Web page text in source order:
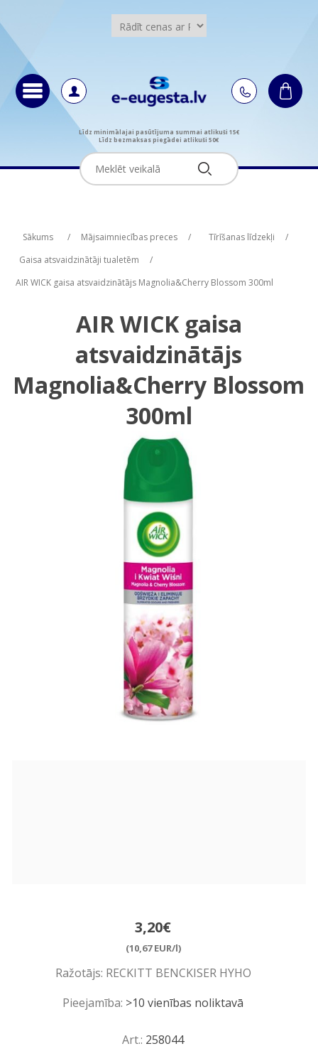
Līdz minimālajai pasūtījuma summai atlikuši 15€
Līdz bezmaksas piegādei atlikuši 50€
Sākums / Mājsaimniecības preces / Tīrīšanas līdzekļi
/
Gaisa atsvaidzinātāji tualetēm
/
AIR WICK gaisa atsvaidzinātājs Magnolia&Cherry Blossom 300ml
AIR WICK gaisa
atsvaidzinātājs
Magnolia&Cherry Blossom
300ml
3,20€
(10,67 EUR/l)
Ražotājs: RECKITT BENCKISER HYHO
Pieejamība: >10 vienības noliktavā
Art.: 258044